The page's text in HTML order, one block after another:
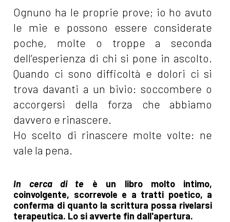
Ognuno ha le proprie prove; io ho avuto
le mie e possono essere considerate
poche, molte o troppe a seconda
dell’esperienza di chi si pone in ascolto.
Quando ci sono difficoltà e dolori ci si
trova davanti a un bivio: soccombere o
accorgersi della forza che abbiamo
davvero e rinascere.
Ho scelto di rinascere molte volte: ne
vale la pena.
In cerca di te è un libro molto intimo,
coinvolgente, scorrevole e a tratti poetico, a
conferma di quanto la scrittura possa rivelarsi
terapeutica. Lo si avverte fin dall'apertura.